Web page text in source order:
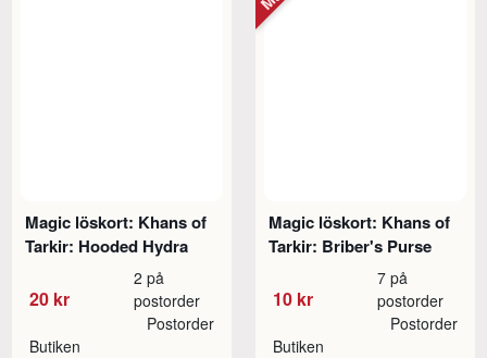
Magic löskort: Khans of
Tarkir: Hooded Hydra
20 kr
2 på
postorder
Butiken
Postorder
Magic löskort: Khans of
Tarkir: Briber's Purse
10 kr
7 på
postorder
Butiken
Postorder